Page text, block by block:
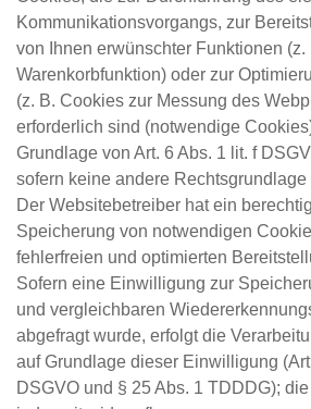
Kommunikationsvorgangs, zur
von Ihnen erwünschter Funktionen (z.
Warenkorbfunktion) oder zur
(z. B. Cookies zur Messung des
erforderlich sind (notwendige
Grundlage von Art. 6 Abs. 1 lit. f
sofern keine andere
Der Websitebetreiber hat ein
Speicherung von notwendigen
fehlerfreien und optimierten
Sofern eine Einwilligung zur
und vergleichbaren
abgefragt wurde, erfolgt die
auf Grundlage dieser Einwilligung
DSGVO und § 25 Abs. 1 TDDDG);